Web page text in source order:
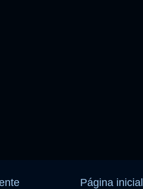
Página inicial